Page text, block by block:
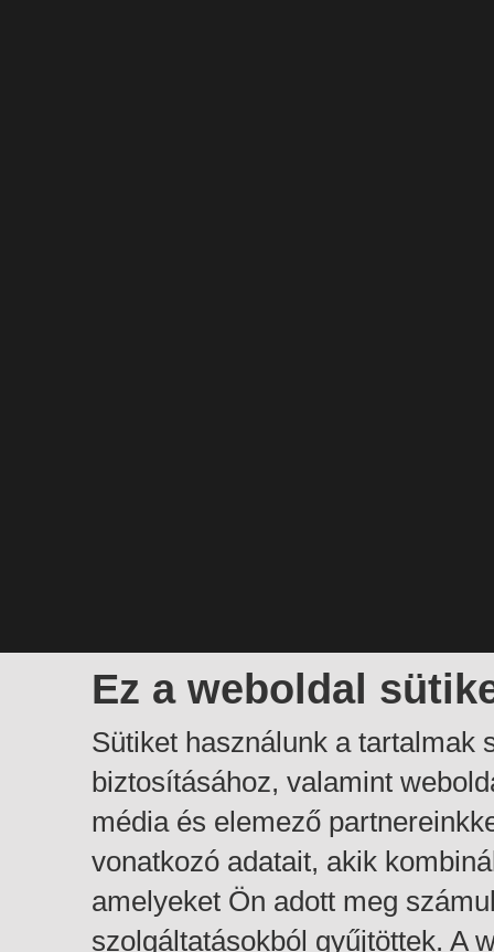
Ez a weboldal
Sütiket használunk a tartalmak
biztosításához, valamint
média és elemező
vonatkozó adatait, akik
amelyeket Ön adott meg
szolgáltatásokból gyűjtöttek. A